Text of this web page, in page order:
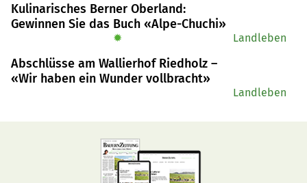
Kulinarisches Berner Oberland:
Gewinnen Sie das Buch «Alpe-Chuchi»
✹ Landleben
Abschlüsse am Wallierhof Riedholz –
«Wir haben ein Wunder vollbracht»
Landleben